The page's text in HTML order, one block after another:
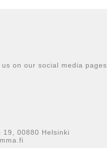
on our social media pages.
19, 00880 Helsinki